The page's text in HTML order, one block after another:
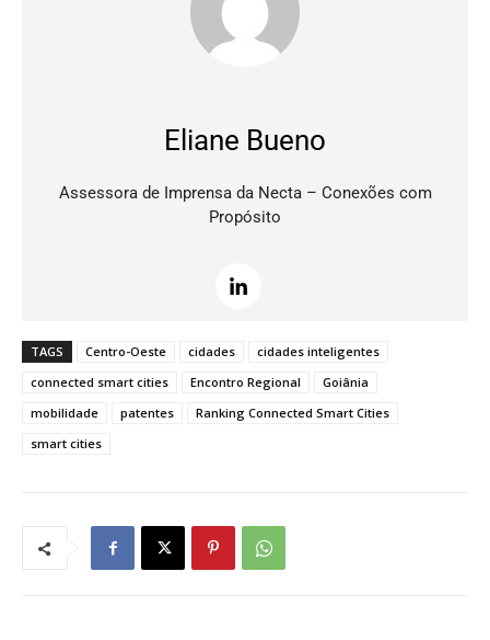
Eliane Bueno
Assessora de Imprensa da Necta – Conexões com
Propósito
TAGS Centro-Oeste cidades
cidades inteligentes
connected smart cities
Encontro Regional
Goiânia
mobilidade
patentes
Ranking Connected Smart Cities
smart cities